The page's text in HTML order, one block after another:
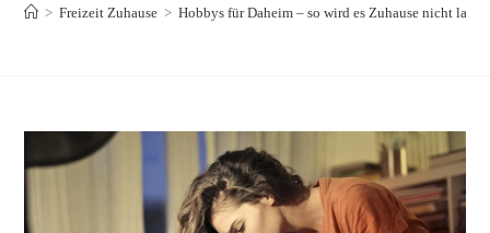
> Freizeit Zuhause > Hobbys für Daheim – so wird es Zuhause nicht